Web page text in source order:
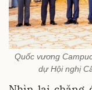
Quốc vương
dự Hội nghị